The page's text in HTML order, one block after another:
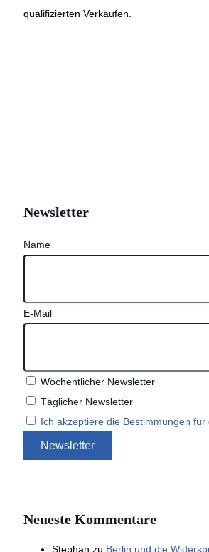
qualifizierten Verkäufen.
Newsletter
Name
E-Mail
Wöchentlicher Newsletter
Täglicher Newsletter
Ich akzeptiere die Bestimmungen für
Neueste Kommentare
Stephan zu Berlin und die